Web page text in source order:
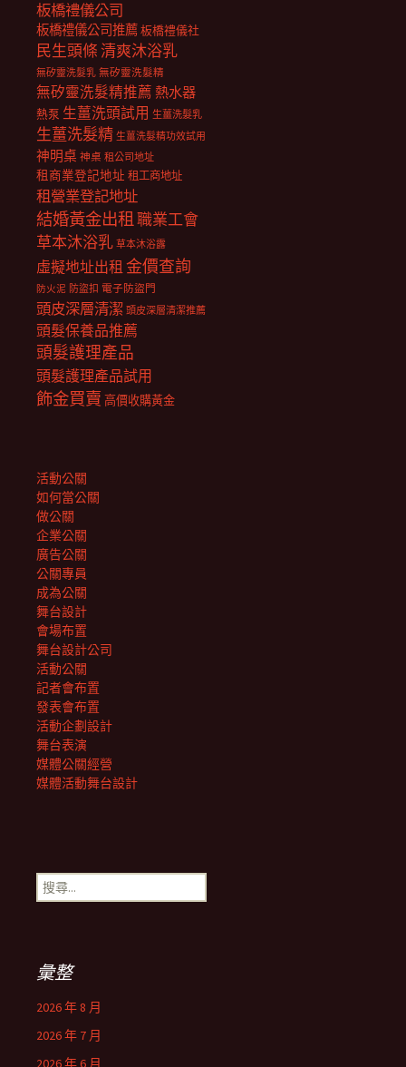
板橋禮儀公司
板橋禮儀公司推薦板橋禮儀社
民生頭條清爽沐浴乳
無矽靈洗髮乳 無矽靈洗髮精
無矽靈洗髮精推薦 熱水器
熱泵 生薑洗頭試用 生薑洗髮乳
生薑洗髮精 生薑洗髮精功效試用
神明桌 神桌 租公司地址
租商業登記地址 租工商地址
租營業登記地址
結婚黃金出租職業工會
草本沐浴乳 草本沐浴露
虛擬地址出租 金價查詢
防火泥 防盜扣 電子防盜門
頭皮深層清潔 頭皮深層清潔推薦
頭髮保養品推薦
頭髮護理產品
頭髮護理產品試用
飾金買賣 高價收購黃金
活動公關
如何當公關
做公關
企業公關
廣告公關
公關專員
成為公關
舞台設計
會場布置
舞台設計公司
活動公關
記者會布置
發表會布置
活動企劃設計
舞台表演
媒體公關經營
媒體活動舞台設計
搜
尋
彙整
2026 年 8 月
2026 年 7 月
2026 年 6 月